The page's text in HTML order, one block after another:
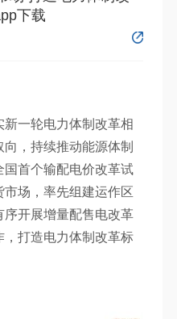
下载
一轮电力体制改革相
，持续推动能源体制
首个输配电价改革试
场，率先组建运作区
开展增量配售电改革
打造电力体制改革标